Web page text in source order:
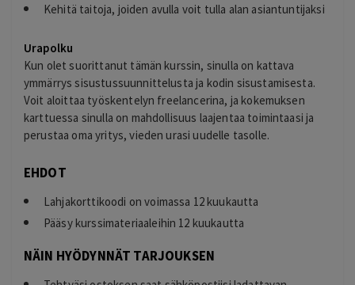
Kehitä taitoja, joiden avulla voit tulla alan asiantuntijaksi
Urapolku
Kun olet suorittanut tämän kurssin, sinulla on kattava
ymmärrys sisustussuunnittelusta ja kodin sisustamisesta.
Voit aloittaa työskentelyn freelancerina, ja kokemuksen
karttuessa sinulla on mahdollisuus laajentaa toimintaasi ja
perustaa oma yritys, vieden urasi uudelle tasolle.
EHDOT
Lahjakorttikoodi on voimassa 12 kuukautta
Pääsy kurssimateriaaleihin 12 kuukautta
NÄIN HYÖDYNNÄT TARJOUKSEN